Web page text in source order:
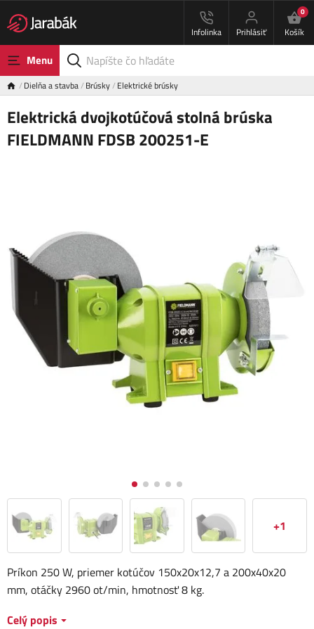
Infolinka Prihlásiť
0
Košík
Menu
Dielňa a stavba Brúsky Elektrické brúsky
Elektrická dvojkotúčová stolná brúska
FIELDMANN FDSB 200251-E
+1
Príkon 250 W, priemer kotúčov 150x20x12,7 a 200x40x20
mm, otáčky 2960 ot/min, hmotnosť 8 kg.
Celý popis